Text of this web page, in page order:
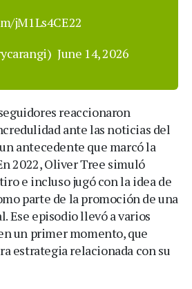
jM1Ls4CE22
June 14, 2026
reaccionaron
ante las noticias del
antecedente que marcó la
2022, Oliver Tree simuló
e incluso jugó con la idea de
parte de la promoción de una
Ese episodio llevó a varios
un primer momento, que
estrategia relacionada con su